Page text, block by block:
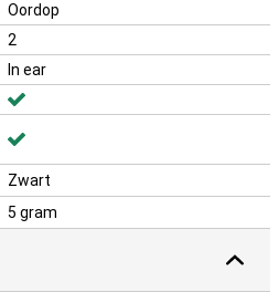
Oordop
2
In ear
Zwart
5 gram